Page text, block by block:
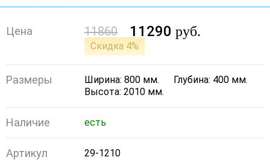
Цена 11860 11290 руб.
Скидка 4%
Размеры Ширина: 800 мм.
Глубина: 400 мм.
Высота: 2010 мм.
Наличие есть
Артикул 29-1210